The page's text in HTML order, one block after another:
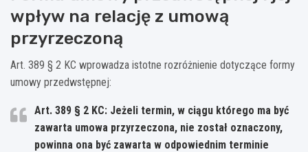
wpływ na relację z umową
przyrzeczoną
Art. 389 § 2 KC wprowadza istotne rozróżnienie dotyczące formy
umowy przedwstępnej:
Art. 389 § 2 KC: Jeżeli termin, w ciągu którego ma być
zawarta umowa przyrzeczona, nie został oznaczony,
powinna ona być zawarta w odpowiednim terminie